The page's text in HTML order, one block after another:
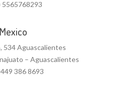
5565768293
Mexico
534 Aguascalientes
– Aguascalientes
386 8693